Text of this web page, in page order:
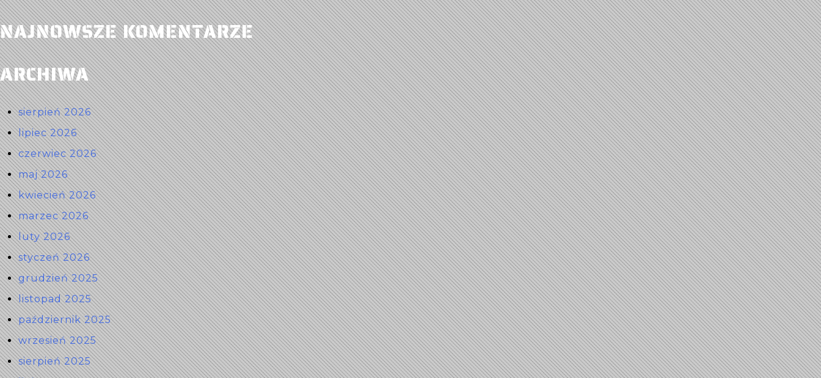
NAJNOWSZE KOMENTARZE
ARCHIWA
sierpień 2026
lipiec 2026
czerwiec 2026
maj 2026
kwiecień 2026
marzec 2026
luty 2026
styczeń 2026
grudzień 2025
listopad 2025
październik 2025
wrzesień 2025
sierpień 2025